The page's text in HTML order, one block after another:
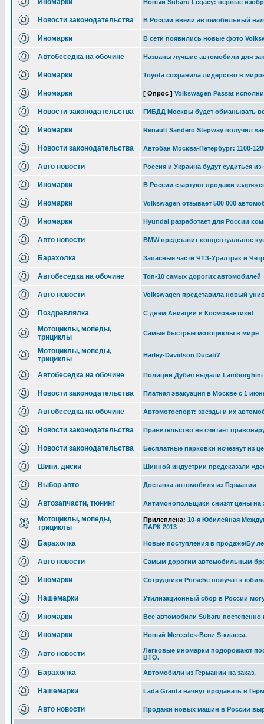
Иномарки Новый Subaru Legacy: первые
Новости законодательства В России ввели автомобильный
Иномарки В сети появились новые фото
Автобеседка на обочине Названы лучшие автомобили для
Иномарки Toyota сохранила лидерство в
Иномарки [ Опрос ] Volkswagen Passat
Новости законодательства ГИБДД Москвы будет обманывать
Иномарки Renault Sandero Stepway получил
Новости законодательства Автобан Москва-Петербург: 1100-
Авто новости Россия и Украина будут судиться
Иномарки В России стартуют продажи
Иномарки Volkswagen отзывает 500 000
Иномарки Hyundai разработает для России
Авто новости ВMW представит концептуальное
Барахолка Запасные части ЧТЗ-Уралтрак и
Автобеседка на обочине Топ-10 самых дорогих автомобилей
Авто новости Volkswagen представила новый
Поздравлялка С днем Авиации и Космонавтики!
Мотоциклы, мопеды,
трициклы
Самые быстрые мотоциклы в мире
Мотоциклы, мопеды,
трициклы
Harley-Davidson Ducati?
Автобеседка на обочине Полиции Дубая выдали Lamborghini
Новости законодательства Платная эвакуация в Москве с 1
Автобеседка на обочине Автомотоспорт: звезды и их
Новости законодательства Правительство не считает
Новости законодательства Бесплатные парковки исчезнут из
Шини, диски Шинной индустрии предсказали
Выбор авто Доставка автомобиля из Германии
Автозапчасти, тюнинг Антимонопольщики снизят цены на
Мотоциклы, мопеды,
трициклы
Прилеплена: 10-я Юбилейная
ПАРК 2013
Барахолка Новые поступления в продаже/Бу
Авто новости Самым дорогим автомобильным
Иномарки Сотрудники Porsche получат к
Нашемарки Утилизационный сбор в России
Иномарки Все автомобили Subaru постепенно
Иномарки Новый Mercedes-Benz S-класса.
Авто новости
Легковые иномарки подорожают
ВТО.
Барахолка Автомобили из Германии на заказ.
Нашемарки Lada Granta начнут продавать в
Авто новости Продажи новых машин в России